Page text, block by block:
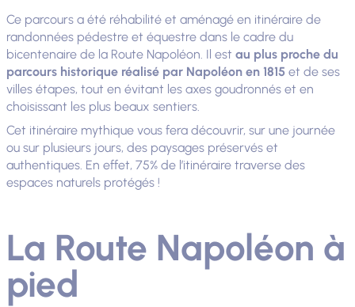
Ce parcours a été réhabilité et aménagé en itinéraire de
randonnées pédestre et équestre dans le cadre du
bicentenaire de la Route Napoléon. Il est au plus proche du
parcours historique réalisé par Napoléon en 1815et de ses
villes étapes, tout en évitant les axes goudronnés et en
choisissant les plus beaux sentiers.
Cet itinéraire mythique vous fera découvrir, sur une journée
ou sur plusieurs jours, des paysages préservés et
authentiques. En effet, 75% de l’itinéraire traverse des
espaces naturels protégés !
La Route Napoléon à
pied